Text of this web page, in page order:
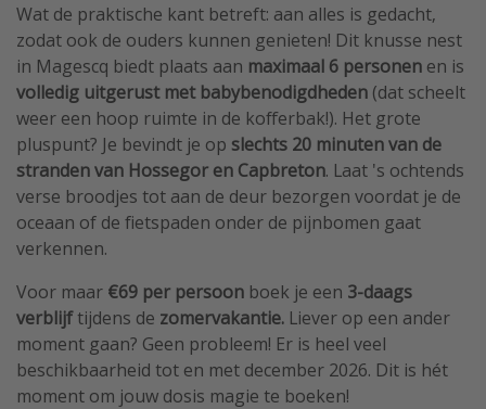
Wat de praktische kant betreft: aan alles is gedacht,
zodat ook de ouders kunnen genieten! Dit knusse nest
in Magescq biedt plaats aan maximaal 6 personen en is
volledig uitgerust met babybenodigdheden (dat scheelt
weer een hoop ruimte in de kofferbak!). Het grote
pluspunt? Je bevindt je op slechts 20 minuten van de
stranden van Hossegor en Capbreton. Laat 's ochtends
verse broodjes tot aan de deur bezorgen voordat je de
oceaan of de fietspaden onder de pijnbomen gaat
verkennen.
Voor maar €69 per persoon boek je een 3-daags
verblijftijdens de zomervakantie. Liever op een ander
moment gaan? Geen probleem! Er is heel veel
beschikbaarheid tot en met december 2026. Dit is hét
moment om jouw dosis magie te boeken!